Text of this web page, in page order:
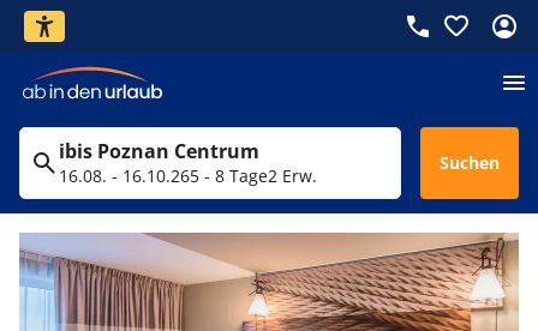
ibis Poznan Centrum
16.08. - 16.10.265 - 8 Tage2 Erw.
Suchen